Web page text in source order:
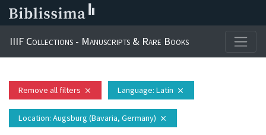
IIIF Collections - Manuscripts & Rare Books
Remove all filters close Language: Latin close
Location: Augsburg (Bavaria, Germany) close